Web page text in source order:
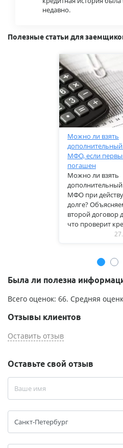
недавно.
Полезные статьи для
Можно ли взять
МФО, если
погашен
Можно ли взять
МФО при
долге?
второй договор
что проверит
Была ли полезна
Всего оценок: 66. Средняя
Отзывы клиентов
Оставить отзыв
Оставьте свой отзыв